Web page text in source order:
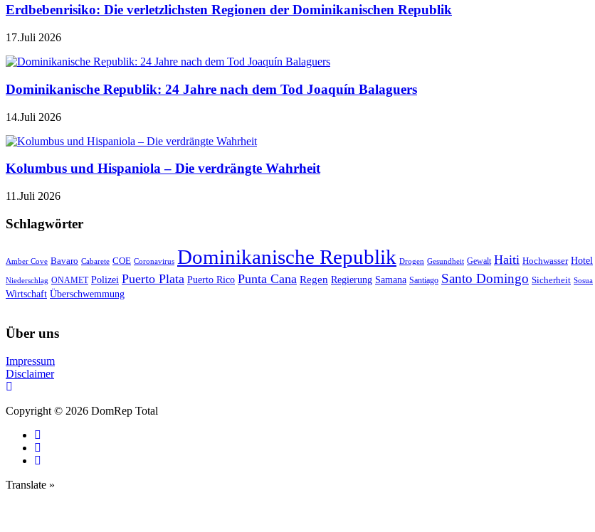
Erdbebenrisiko: Die verletzlichsten Regionen der Dominikanischen Republik
17.Juli 2026
Dominikanische Republik: 24 Jahre nach dem Tod Joaquín Balaguers
14.Juli 2026
Kolumbus und Hispaniola – Die verdrängte Wahrheit
11.Juli 2026
Schlagwörter
Amber Cove Bavaro Cabarete COE Coronavirus Dominikanische Republik Drogen Gesundheit Gewalt Haiti Hochwasser Hotel
Niederschlag ONAMET Polizei Puerto Plata Puerto Rico Punta Cana Regen Regierung Samana Santiago Santo Domingo Sicherheit Sosua
Wirtschaft Überschwemmung
Über uns
Impressum
Disclaimer
Copyright © 2026 DomRep Total
Translate »